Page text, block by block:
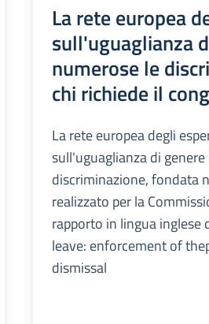
La rete europea
sull'uguaglianza
numerose le
chi richiede il
La rete europea degli
sull'uguaglianza di genere
discriminazione, fondata
realizzato per la
rapporto in lingua inglese
leave: enforcement of
dismissal